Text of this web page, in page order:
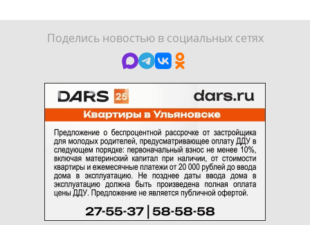
Поделись новостью в социальных сетях